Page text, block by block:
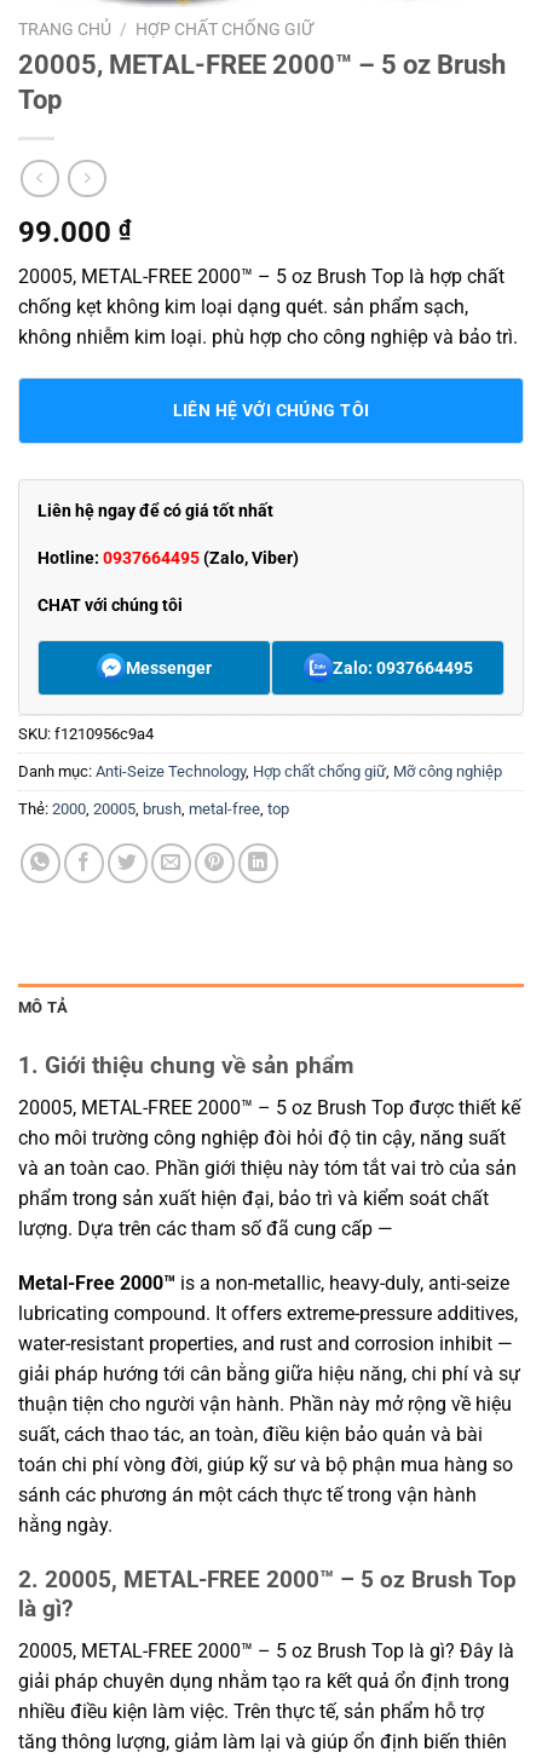
TRANG CHỦ / HỢP CHẤT CHỐNG GIỮ
20005, METAL-FREE 2000™ – 5 oz Brush
Top
99.000 ₫
20005, METAL-FREE 2000™ – 5 oz Brush Top là hợp chất
chống kẹt không kim loại dạng quét. sản phẩm sạch,
không nhiễm kim loại. phù hợp cho công nghiệp và bảo trì.
LIÊN HỆ VỚI CHÚNG TÔI
Liên hệ ngay để có giá tốt nhất
Hotline: 0937664495(Zalo, Viber)
CHAT với chúng tôi
Messenger Zalo: 0937664495
SKU: f1210956c9a4
Danh mục: Anti-Seize Technology, Hợp chất chống giữ, Mỡ công nghiệp
Thẻ: 2000, 20005, brush, metal-free, top
MÔ TẢ
1. Giới thiệu chung về sản phẩm
20005, METAL-FREE 2000™ – 5 oz Brush Top được thiết kế
cho môi trường công nghiệp đòi hỏi độ tin cậy, năng suất
và an toàn cao. Phần giới thiệu này tóm tắt vai trò của sản
phẩm trong sản xuất hiện đại, bảo trì và kiểm soát chất
lượng. Dựa trên các tham số đã cung cấp —
Metal-Free 2000™ is a non-metallic, heavy-duly, anti-seize
lubricating compound. It offers extreme-pressure additives,
water-resistant properties, and rust and corrosion inhibit —
giải pháp hướng tới cân bằng giữa hiệu năng, chi phí và sự
thuận tiện cho người vận hành. Phần này mở rộng về hiệu
suất, cách thao tác, an toàn, điều kiện bảo quản và bài
toán chi phí vòng đời, giúp kỹ sư và bộ phận mua hàng so
sánh các phương án một cách thực tế trong vận hành
hằng ngày.
2. 20005, METAL-FREE 2000™ – 5 oz Brush Top
là gì?
20005, METAL-FREE 2000™ – 5 oz Brush Top là gì? Đây là
giải pháp chuyên dụng nhằm tạo ra kết quả ổn định trong
nhiều điều kiện làm việc. Trên thực tế, sản phẩm hỗ trợ
tăng thông lượng, giảm làm lại và giúp ổn định biến thiên